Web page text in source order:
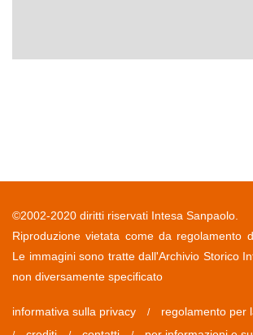
©2002-2020 diritti riservati Intesa Sanpaolo.
Riproduzione vietata come da regolamento
Le immagini sono tratte dall'Archivio Storico
non diversamente specificato
informativa sulla privacy / regolamento per